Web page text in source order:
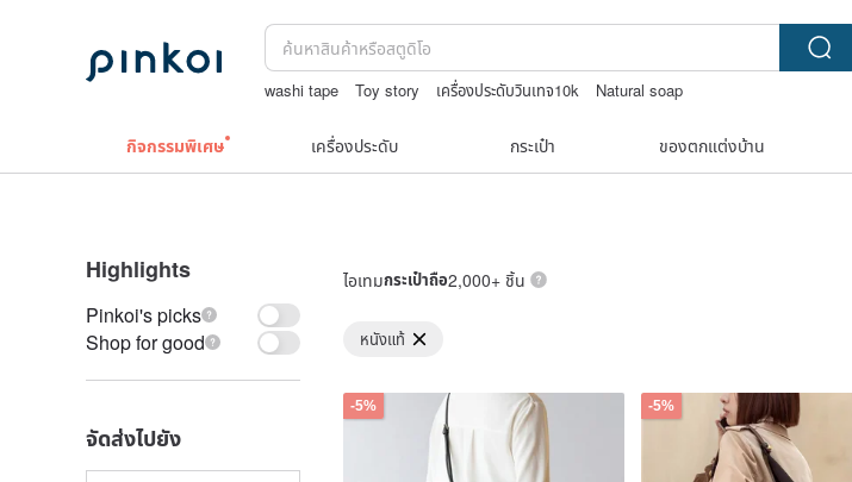
washi tape Toy story เครื่องประดับวินเทจ10k
Natural soap
กิจกรรมพิเศษ เครื่องประดับ กระเป๋า ของตกแต่งบ้าน
Highlights
Pinkoi's picks
Shop for good
จัดส่งไปยัง
ไอเทมกระเป๋าถือ2,000+ ชิ้น
หนังแท้
-5% -5%